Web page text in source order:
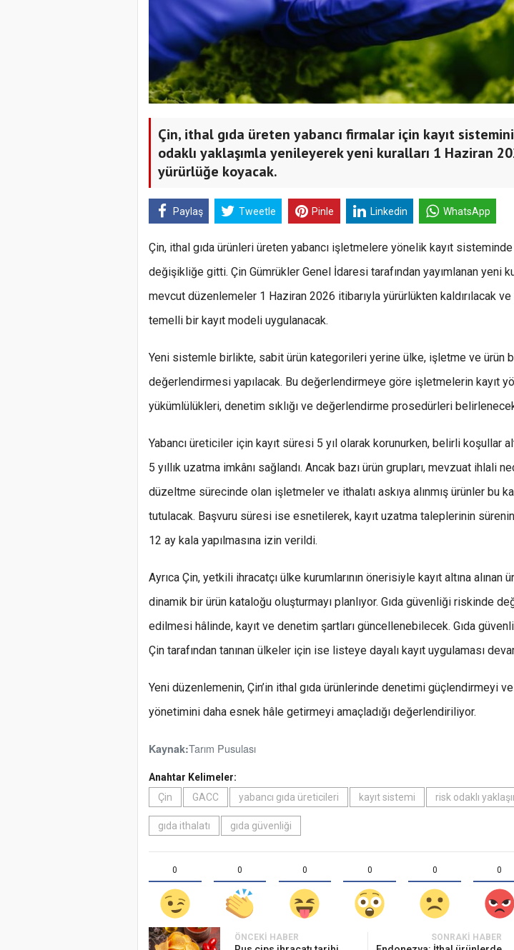
Çin, ithal gıda üreten yabancı firmalar için kayıt
odaklı yaklaşımla yenileyerek yeni kuralları 1 Haziran
yürürlüğe koyacak.
Paylaş Tweetle Pinle Linkedin WhatsApp
Çin, ithal gıda ürünleri üreten yabancı işletmelere yönelik kayıt
değişikliğe gitti. Çin Gümrükler Genel İdaresi tarafından yayımlanan yeni
mevcut düzenlemeler 1 Haziran 2026 itibarıyla yürürlükten kaldırılacak
temelli bir kayıt modeli uygulanacak.
Yeni sistemle birlikte, sabit ürün kategorileri yerine ülke, işletme ve ürün
değerlendirmesi yapılacak. Bu değerlendirmeye göre işletmelerin kayıt
yükümlülükleri, denetim sıklığı ve değerlendirme prosedürleri
Yabancı üreticiler için kayıt süresi 5 yıl olarak korunurken, belirli koşullar
5 yıllık uzatma imkânı sağlandı. Ancak bazı ürün grupları, mevzuat ihlali
düzeltme sürecinde olan işletmeler ve ithalatı askıya alınmış ürünler bu
tutulacak. Başvuru süresi ise esnetilerek, kayıt uzatma taleplerinin
12 ay kala yapılmasına izin verildi.
Ayrıca Çin, yetkili ihracatçı ülke kurumlarının önerisiyle kayıt altına alınan
dinamik bir ürün kataloğu oluşturmayı planlıyor. Gıda güvenliği riskinde
edilmesi hâlinde, kayıt ve denetim şartları güncellenebilecek. Gıda
Çin tarafından tanınan ülkeler için ise listeye dayalı kayıt uygulaması
Yeni düzenlemenin, Çin’in ithal gıda ürünlerinde denetimi güçlendirmeyi
yönetimini daha esnek hâle getirmeyi amaçladığı değerlendiriliyor.
Kaynak:Tarım Pusulası
Anahtar Kelimeler:
Çin
GACC yabancı gıda üreticileri kayıt sistemi risk odaklı
gıda ithalatı gıda güvenliği
0 0 0 0 0 0
ÖNCEKI HABER SONRAKI HABER